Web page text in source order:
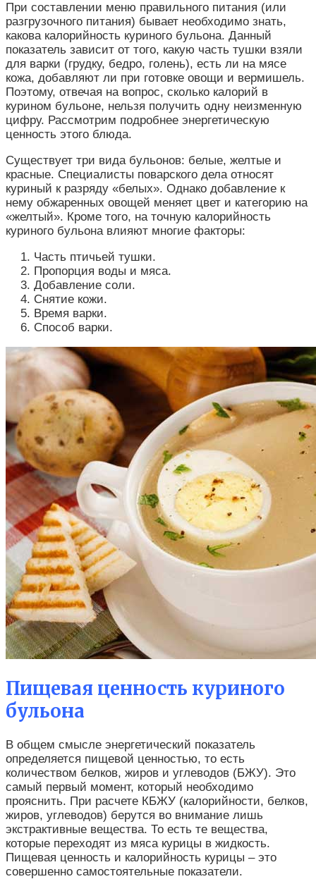
При составлении меню правильного питания (или
разгрузочного питания) бывает необходимо знать,
какова калорийность куриного бульона. Данный
показатель зависит от того, какую часть тушки взяли
для варки (грудку, бедро, голень), есть ли на мясе
кожа, добавляют ли при готовке овощи и вермишель.
Поэтому, отвечая на вопрос, сколько калорий в
курином бульоне, нельзя получить одну неизменную
цифру. Рассмотрим подробнее энергетическую
ценность этого блюда.
Существует три вида бульонов: белые, желтые и
красные. Специалисты поварского дела относят
куриный к разряду «белых». Однако добавление к
нему обжаренных овощей меняет цвет и категорию на
«желтый». Кроме того, на точную калорийность
куриного бульона влияют многие факторы:
Часть птичьей тушки.
Пропорция воды и мяса.
Добавление соли.
Снятие кожи.
Время варки.
Способ варки.
Пищевая ценность куриного
бульона
В общем смысле энергетический показатель
определяется пищевой ценностью, то есть
количеством белков, жиров и углеводов (БЖУ). Это
самый первый момент, который необходимо
прояснить. При расчете КБЖУ (калорийности, белков,
жиров, углеводов) берутся во внимание лишь
экстрактивные вещества. То есть те вещества,
которые переходят из мяса курицы в жидкость.
Пищевая ценность и калорийность курицы – это
совершенно самостоятельные показатели.